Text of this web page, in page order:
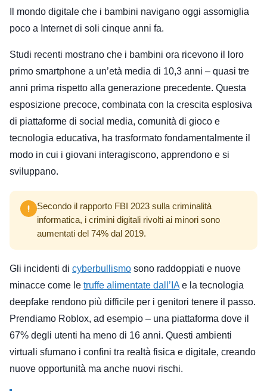
Il mondo digitale che i bambini navigano oggi assomiglia
poco a Internet di soli cinque anni fa.
Studi recenti mostrano che i bambini ora ricevono il loro
primo smartphone a un’età media di 10,3 anni – quasi tre
anni prima rispetto alla generazione precedente. Questa
esposizione precoce, combinata con la crescita esplosiva
di piattaforme di social media, comunità di gioco e
tecnologia educativa, ha trasformato fondamentalmente il
modo in cui i giovani interagiscono, apprendono e si
sviluppano.
Secondo il rapporto FBI 2023 sulla criminalità
informatica, i crimini digitali rivolti ai minori sono
aumentati del 74% dal 2019.
Gli incidenti di cyberbullismo sono raddoppiati e nuove
minacce come le truffe alimentate dall’IA e la tecnologia
deepfake rendono più difficile per i genitori tenere il passo.
Prendiamo Roblox, ad esempio – una piattaforma dove il
67% degli utenti ha meno di 16 anni. Questi ambienti
virtuali sfumano i confini tra realtà fisica e digitale, creando
nuove opportunità ma anche nuovi rischi.